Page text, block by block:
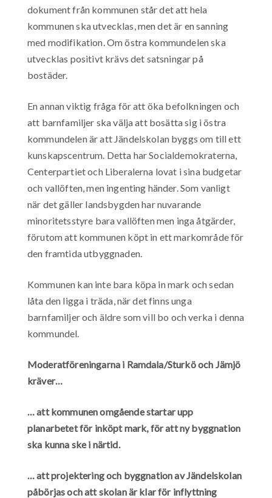
dokument från kommunen står det att hela
kommunen ska utvecklas, men det är en sanning
med modifikation. Om östra kommundelen ska
utvecklas positivt krävs det satsningar på
bostäder.
En annan viktig fråga för att öka befolkningen och
att barnfamiljer ska välja att bosätta sig i östra
kommundelen är att Jändelskolan byggs om till ett
kunskapscentrum. Detta har Socialdemokraterna,
Centerpartiet och Liberalerna lovat i sina budgetar
och vallöften, men ingenting händer. Som vanligt
när det gäller landsbygden har nuvarande
minoritetsstyre bara vallöften men inga åtgärder,
förutom att kommunen köpt in ett markområde för
den framtida utbyggnaden.
Kommunen kan inte bara köpa in mark och sedan
låta den ligga i träda, när det finns unga
barnfamiljer och äldre som vill bo och verka i denna
kommundel.
Moderatföreningarna i Ramdala/Sturkö och Jämjö
kräver…
… att kommunen omgående startar upp
planarbetet för inköpt mark, för att ny byggnation
ska kunna ske i närtid.
… att projektering och byggnation av Jändelskolan
påbörjas och att skolan är klar för inflyttning